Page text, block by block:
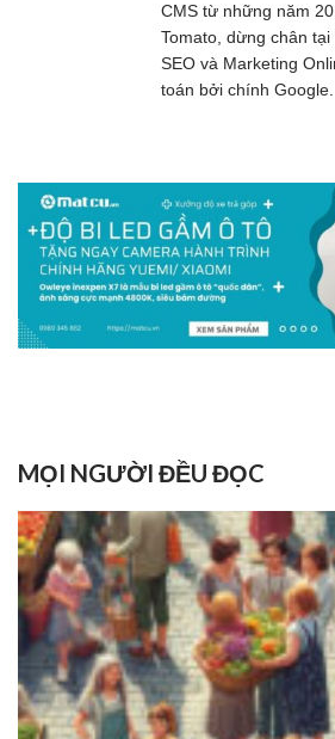
CMS từ những năm
Tomato, dừng chân
SEO và Marketing
toán bởi chính Google.
MỌI NGƯỜI ĐỀU ĐỌC